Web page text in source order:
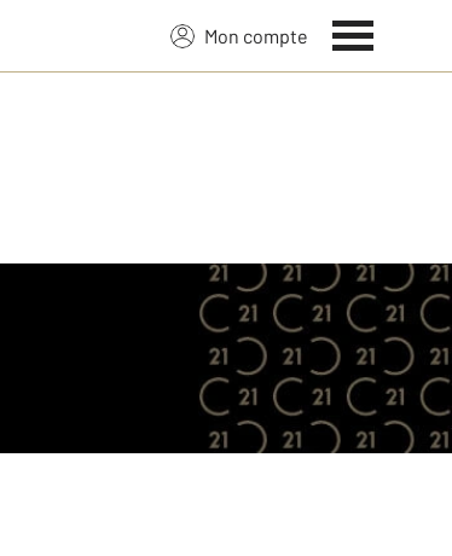
Mon compte